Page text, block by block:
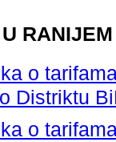
o
Distriktu
o